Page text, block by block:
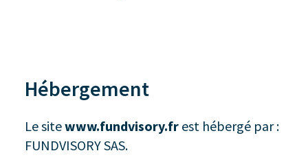
Hébergement
Le sitewww.fundvisory.fr est hébergé par :
FUNDVISORY SAS.